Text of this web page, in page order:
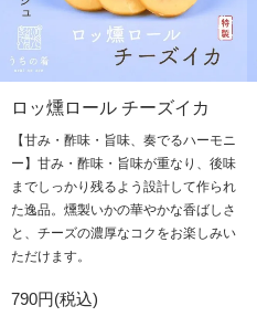
ロッ燻ロール チーズイカ
【甘み・酢味・旨味、奏でるハーモニ
ー】甘み・酢味・旨味が重なり、後味
までしっかり残るよう設計して作られ
た逸品。燻製いかの華やかな香ばしさ
と、チーズの濃厚なコクをお楽しみい
ただけます。
790円(税込)